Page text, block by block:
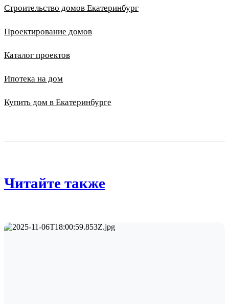
Строительство домов Екатеринбург
Проектирование домов
Каталог проектов
Ипотека на дом
Купить дом в Екатеринбурге
Читайте также